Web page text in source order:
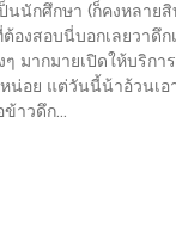
นนักศึกษา (ก็คงหลา
องสอบนี่บอกเลยวาดึ
มากมายเปิดให้บริก
น่อย แต่วันนี้น้าอ้วนเ
าวดึก...